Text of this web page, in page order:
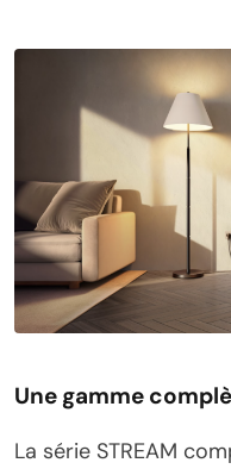
Une gamme
La série STREAM